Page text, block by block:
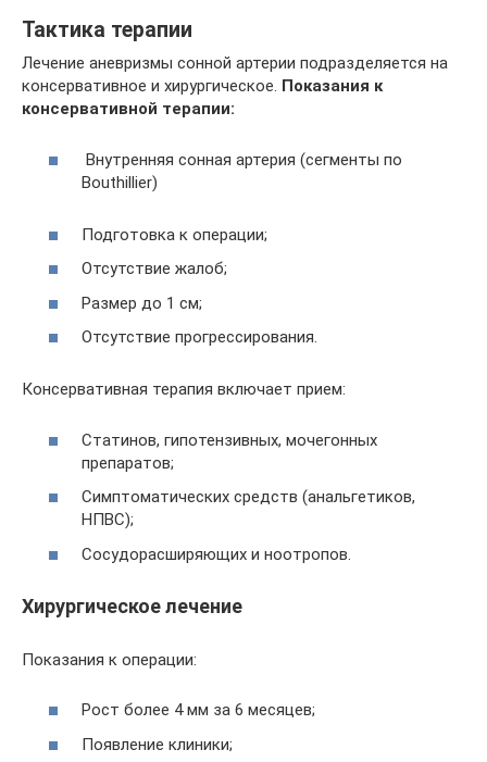
Тактика терапии
Лечение аневризмы сонной артерии подразделяется на
консервативное и хирургическое. Показания к
консервативной терапии:
Внутренняя сонная артерия (сегменты по
Bouthillier)
Подготовка к операции;
Отсутствие жалоб;
Размер до 1 см;
Отсутствие прогрессирования.
Консервативная терапия включает прием:
Статинов, гипотензивных, мочегонных
препаратов;
Симптоматических средств (анальгетиков,
НПВС);
Сосудорасширяющих и ноотропов.
Хирургическое лечение
Показания к операции:
Рост более 4 мм за 6 месяцев;
Появление клиники;